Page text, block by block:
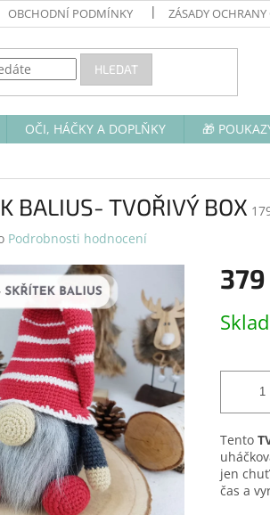
OBCHODNÍ PODMÍNKY ZÁSADY
HLEDAT
OČI, HÁČKY A DOPLŇKY
🎁
BALIUS- TVOŘIVÝ BOX
Podrobnosti hodnocení
379
cena:
Tento
jen
čas a